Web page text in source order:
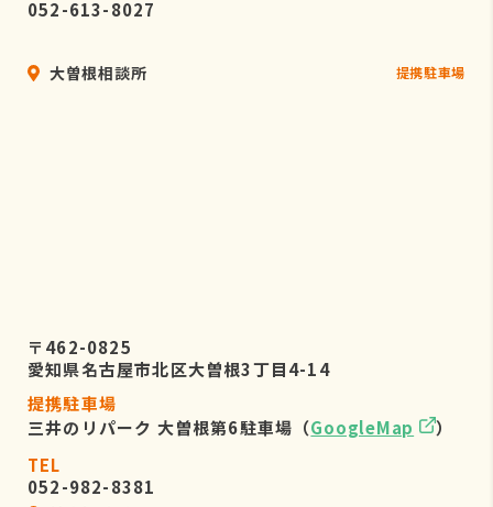
052-613-8027
大曽根相談所 提携駐車場
〒462-0825
愛知県名古屋市北区大曽根3丁目4-14
提携駐車場
三井のリパーク 大曽根第6駐車場（GoogleMap
）
TEL
052-982-8381